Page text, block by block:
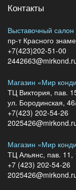
Контакты
Выставочный
пр-т Красного
+7(423)202-51-00
Магазин «Мир
ТЦ Виктория, пав.
ул. Бородинская,
+7(423) 202-54-26
Магазин «Мир
ТЦ Альянс, пав. 11,
+7 (423) 202-54-26